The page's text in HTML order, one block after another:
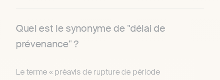
Quel est le synonyme de "délai de
prévenance" ?
Le terme « préavis de rupture de période